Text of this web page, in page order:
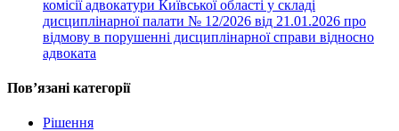
комісії адвокатури Київської області у складі
дисциплінарної палати № 12/2026 від 21.01.2026 про
відмову в порушенні дисциплінарної справи відносно
адвоката
Повʼязані категорії
Рішення